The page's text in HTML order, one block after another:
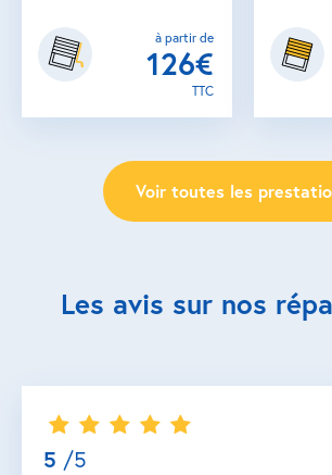
à partir de
126€
TTC
Voir toutes les
Les avis sur nos
5 /5